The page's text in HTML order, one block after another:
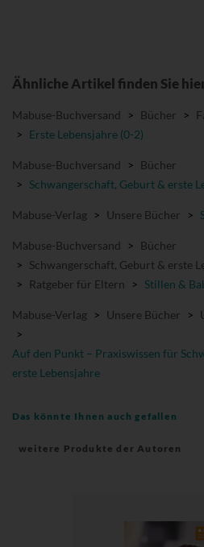
Ähnliche Artikel finden Sie
Mabuse-Buchversand > Bücher >
> Erste Lebensjahre (0-2)
Mabuse-Buchversand > Bücher
> Schwangerschaft, Geburt & erste
Mabuse-Verlag > Unsere Bücher >
Mabuse-Buchversand > Bücher
> Schwangerschaft, Geburt & erste
>
Ratgeber für Eltern > Stillen &
Mabuse-Verlag > Unsere Bücher >
>
Auf den Punkt – Praxiswissen für
erste Lebensjahre
Das könnte Ihnen auch gefallen
weitere Produkte der Autoren